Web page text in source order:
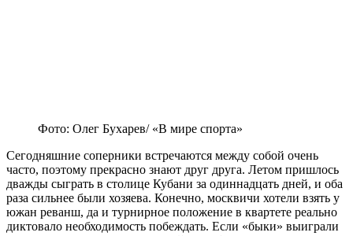
Фото: Олег Бухарев/ «В мире спорта»
Сегодняшние соперники встречаются между собой очень
часто, поэтому прекрасно знают друг друга. Летом пришлось
дважды сыграть в столице Кубани за одиннадцать дней, и оба
раза сильнее были хозяева. Конечно, москвичи хотели взять у
южан реванш, да и турнирное положение в квартете реально
диктовало необходимость побеждать. Если «быки» выиграли